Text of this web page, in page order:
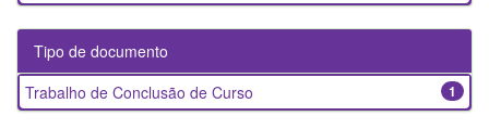
Tipo de documento
1
Trabalho de Conclusão de Curso